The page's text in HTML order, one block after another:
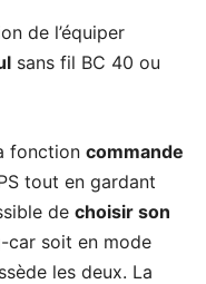
de l’équiper
sans fil BC 40 ou
fonction commande
tout en gardant
de choisir son
car soit en mode
les deux. La